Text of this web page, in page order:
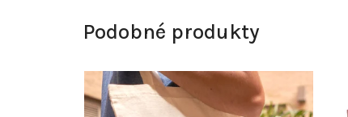
Podobné produkty